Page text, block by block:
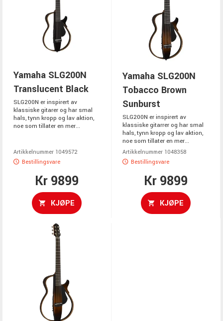
Yamaha SLG200N
Translucent Black
SLG200N er inspirert av
klassiske gitarer og har smal
hals, tynn kropp og lav aktion,
noe som tillater en mer...
Artikkelnummer 1049572
Bestillingsvare
Kr 9899
KJØPE
Yamaha SLG200N
Tobacco Brown
Sunburst
SLG200N er inspirert av
klassiske gitarrer og har smal
hals, tynn kropp og lav aktion,
noe som tillater en mer...
Artikkelnummer 1048358
Bestillingsvare
Kr 9899
KJØPE